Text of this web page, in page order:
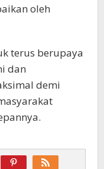
oleh
terus berupaya
dan
demi